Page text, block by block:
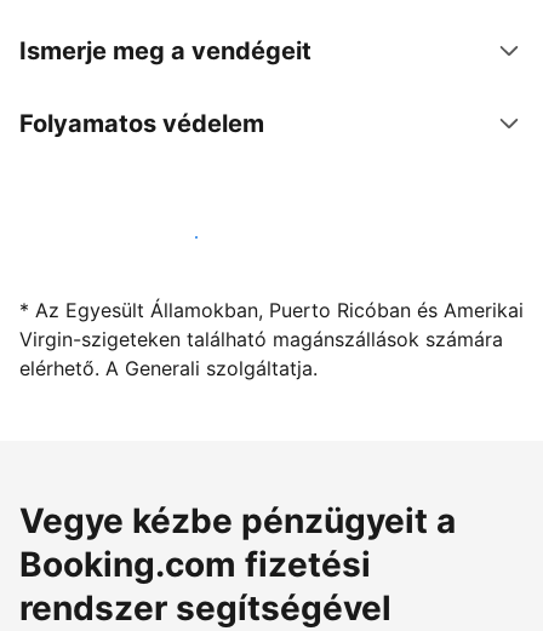
Ismerje meg a vendégeit
Folyamatos védelem
Kínáljon szállást a segítségünkkel
* Az Egyesült Államokban, Puerto Ricóban és Amerikai
Virgin-szigeteken található magánszállások számára
elérhető. A Generali szolgáltatja.
Vegye kézbe pénzügyeit a
Booking.com fizetési
rendszer segítségével